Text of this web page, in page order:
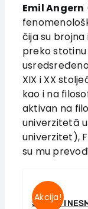
O nama
Knjige
U pripremi
Akcija
Autori
Vesti
EU PROJEKTI
Kontakt
Emil Angern
čija su
preko
XIX i XX
kao i na
aktivan na
univerzitetā
univerzitet),
su mu
Akcija!
SMISAO I